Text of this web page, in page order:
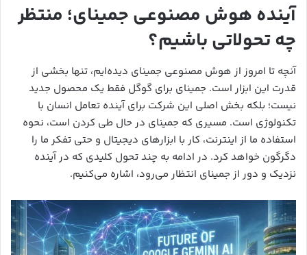
آینده هوش مصنوعی جمینای؛ منتظر
چه تحولاتی باشیم؟
آنچه تا امروز از هوش مصنوعی جمینای دیده‌ایم، تنها بخشی از
قدرت این ابزار است. جمینای برای گوگل فقط یک محصول جدید
نیست؛ بلکه بخش اصلی این شرکت برای آینده تعامل انسان با
تکنولوژی است. مسیری که جمینای در حال طی کردن است، نحوه
استفاده ما از اینترنت، کار با ابزارهای دیجیتال و حتی تفکر ما را
دگرگون خواهد کرد. در ادامه به چند تحول کلیدی که در آینده
نزدیک و دور از جمینای انتظار می‌رود، اشاره می‌کنیم.